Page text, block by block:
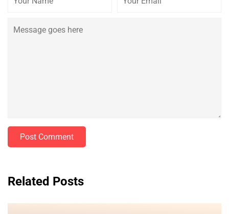
Post Comment
Related Posts